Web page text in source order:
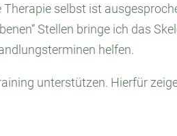
selbst ist
Stellen bringe ich das
helfen.
unterstützen. Hierfür